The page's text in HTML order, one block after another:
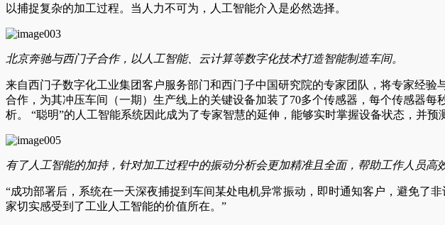
以捕捉复杂的加工过程。当人力不可为，人工智能介入是必然选择。
北京奔驰与西门子合作，以人工智能、云计算等数字化技术打造智能制造车间。
来自西门子数字化工业集团客户服务部门和西门子中国研究院的专家团队，将专家经
合作，为其冲压车间（一期）生产线上的关键设备加装了70多个传感器，每个传感器
析。 “聪明”的人工智能系统因此成为了专家智慧的延伸，能够实时掌握设备状态，并预
有了人工智能的加持，针对加工过程中的振动分析会更加精准且全面，帮助工作人员高
“成功部署后，系统在一天深夜捕捉到车间某处电机异常振动，即时通知客户，避免了
家切实感受到了工业人工智能的价值所在。”